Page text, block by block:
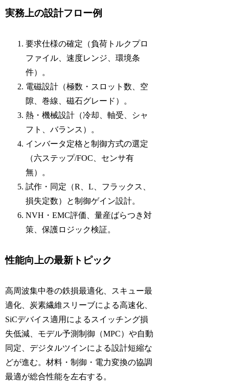
実務上の設計フロー例
要求仕様の確定（負荷トルクプロ
ファイル、速度レンジ、環境条
件）。
電磁設計（極数・スロット数、空
隙、巻線、磁石グレード）。
熱・機械設計（冷却、軸受、シャ
フト、バランス）。
インバータ定格と制御方式の選定
（六ステップ/FOC、センサ有
無）。
試作・同定（R、L、フラックス、
損失定数）と制御ゲイン設計。
NVH・EMC評価、量産ばらつき対
策、保護ロジック検証。
性能向上の最新トピック
高周波集中巻の鉄損最適化、スキュー最
適化、炭素繊維スリーブによる高速化、
SiCデバイス適用によるスイッチング損
失低減、モデル予測制御（MPC）や自動
同定、デジタルツインによる設計短縮な
どが進む。材料・制御・電力変換の協調
最適が総合性能を左右する。